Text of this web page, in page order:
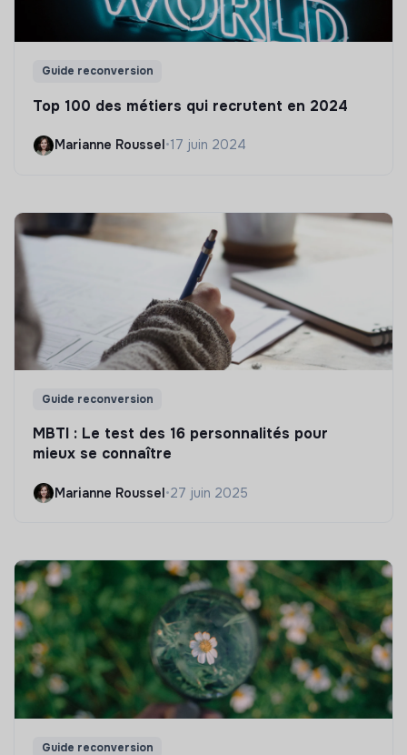
Guide reconversion
Top 100 des métiers qui recrutent en 2024
Marianne Roussel•17 juin 2024
Guide reconversion
MBTI : Le test des 16 personnalités pour
mieux se connaître
Marianne Roussel•27 juin 2025
Guide reconversion